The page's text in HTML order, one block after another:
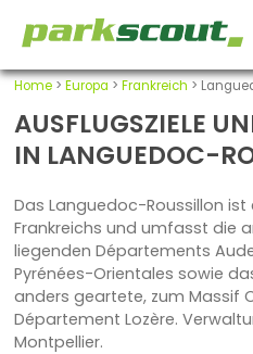
Home> Europa > Frankreich >
AUSFLUGSZIELE
IN LANGUEDOC-
Das Languedoc-Roussillon ist
Frankreichs und umfasst die
liegenden Départements
Pyrénées-Orientales sowie
anders geartete, zum Massif
Département Lozère.
Montpellier.